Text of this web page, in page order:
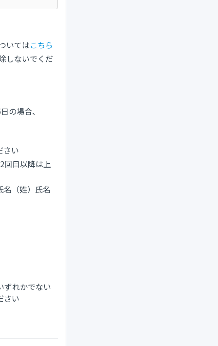
いてはこちら
しないでくだ
の場合、
さい
回目以降は上
名（姓）氏名
ずれかでない
さい